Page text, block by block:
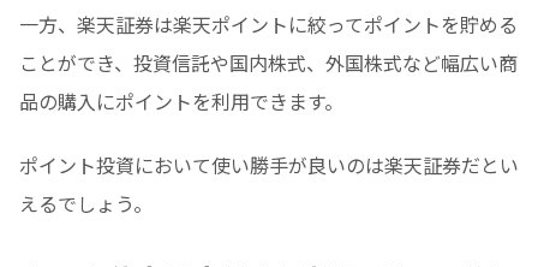
一方、楽天証券は楽天ポイントに絞ってポイントを貯める
ことができ、投資信託や国内株式、外国株式など幅広い商
品の購入にポイントを利用できます。
ポイント投資において使い勝手が良いのは楽天証券だとい
えるでしょう。